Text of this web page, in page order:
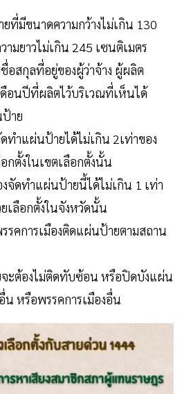
ที่มีขนาดความกว้างไม่เกิน 130
มยาวไม่เกิน 245 เซนติเมตร
อสกุลที่อยู่ของผู้ว่าจ้าง ผู้ผลิต
อนปีที่ผลิตไว้บริเวณที่เห็นได้
าย
ทำแผ่นป้ายได้ไม่เกิน 2เท่าของ
กตั้งในเขตเลือกตั้งนั้น
งจัดทำแผ่นป้ายนี้ได้ไม่เกิน 1 เท่า
เลือกตั้งในจังหวัดนั้น
รคการเมืองติดแผ่นป้ายตามสถาน
ะต้องไม่ติดทับซ้อน หรือปิดบังแผ่น
น หรือพรรคการเมืองอื่น